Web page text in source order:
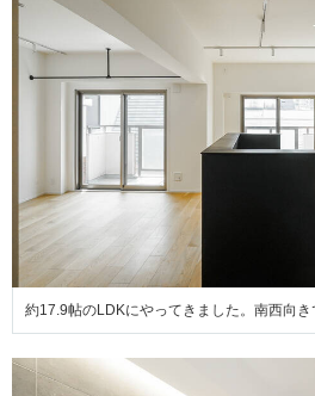
約17.9帖のLDKにやってきました。南西向き